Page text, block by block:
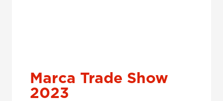
Marca Trade Show
2023